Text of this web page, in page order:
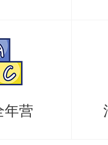
议，请书
招生简章或
年营